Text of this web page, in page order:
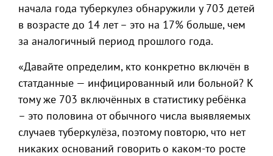
начала года туберкулез обнаружили у 703 детей
в возрасте до 14 лет – это на 17% больше, чем
за аналогичный период прошлого года.
«Давайте определим, кто конкретно включён в
статданные — инфицированный или больной? К
тому же 703 включённых в статистику ребёнка
– это половина от обычного числа выявляемых
случаев туберкулёза, поэтому повторю, что нет
никаких оснований говорить о каком-то росте